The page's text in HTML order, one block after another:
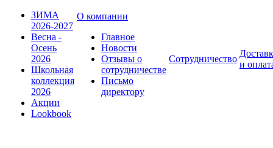
ЗИМА
2026-2027
Весна -
Осень
2026
Школьная
коллекция
2026
Акции
Lookbook
О компании
Главное
Новости
Отзывы о
сотрудничестве
Письмо
директору
Сотрудничество
и